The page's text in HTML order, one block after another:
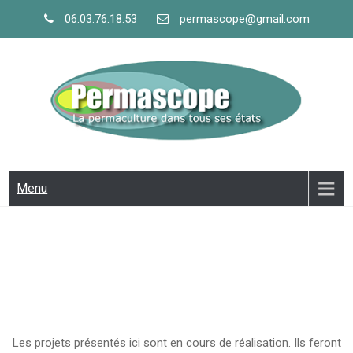
06.03.76.18.53 permascope@gmail.com
PERMASCOPE
Menu
Les projets présentés ici sont en cours de réalisation. Ils feront